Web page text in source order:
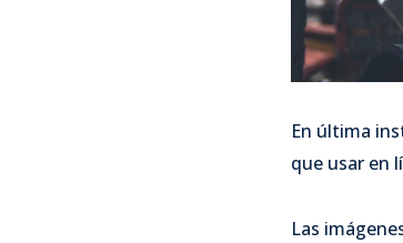
En última
que usar en
Las